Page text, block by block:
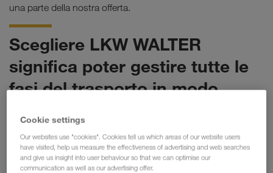
una parte della nostra offerta.
Scegliere LKW WALTER
significa poter gestire tutte le
fasi del trasporto in modo
Naturalmente, utilizzando i nostri prodotti digitali continuerete
a ricevere l'assistenza personale a cui siete abituati, per
Cookie settings
Our websites use "cookies". Cookies tell us which areas of our website users
have visited, help us measure the effectiveness of advertising and web searches
and give us insight into user behaviour so that we can optimise our
communication as well as our advertising offer.